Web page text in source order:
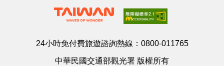
24小時免付費旅遊諮詢熱線： 0800-011765
中華民國交通部觀光署 版權所有